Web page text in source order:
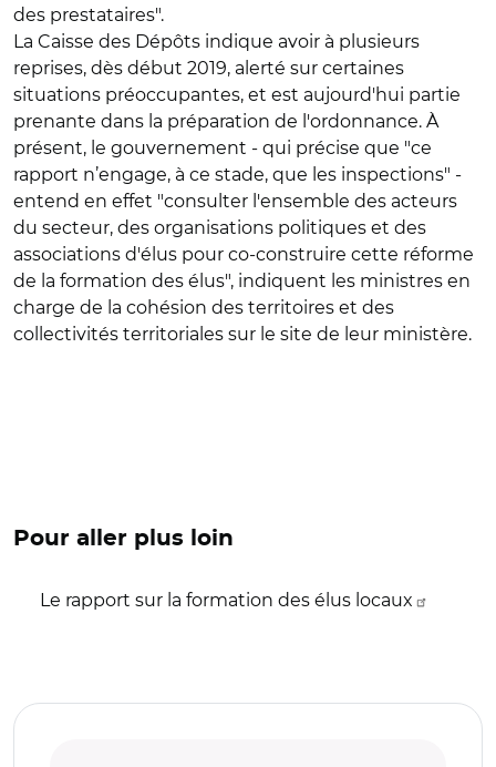
des prestataires".
La Caisse des Dépôts indique avoir à plusieurs
reprises, dès début 2019, alerté sur certaines
situations préoccupantes, et est aujourd'hui partie
prenante dans la préparation de l'ordonnance. À
présent, le gouvernement - qui précise que "ce
rapport n’engage, à ce stade, que les inspections" -
entend en effet "consulter l'ensemble des acteurs
du secteur, des organisations politiques et des
associations d'élus pour co-construire cette réforme
de la formation des élus", indiquent les ministres en
charge de la cohésion des territoires et des
collectivités territoriales sur le site de leur ministère.
Pour aller plus loin
Le rapport sur la formation des élus locaux